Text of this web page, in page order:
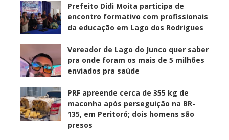
Prefeito Didi Moita participa de
encontro formativo com profissionais
da educação em Lago dos Rodrigues
Vereador de Lago do Junco quer saber
pra onde foram os mais de 5 milhões
enviados pra saúde
PRF apreende cerca de 355 kg de
maconha após perseguição na BR-
135, em Peritoró; dois homens são
presos